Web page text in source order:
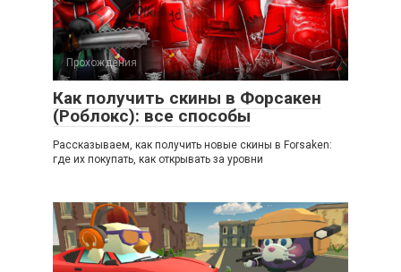
Прохождения
Как получить скины в Форсакен
(Роблокс): все способы
Рассказываем, как получить новые скины в Forsaken:
где их покупать, как открывать за уровни